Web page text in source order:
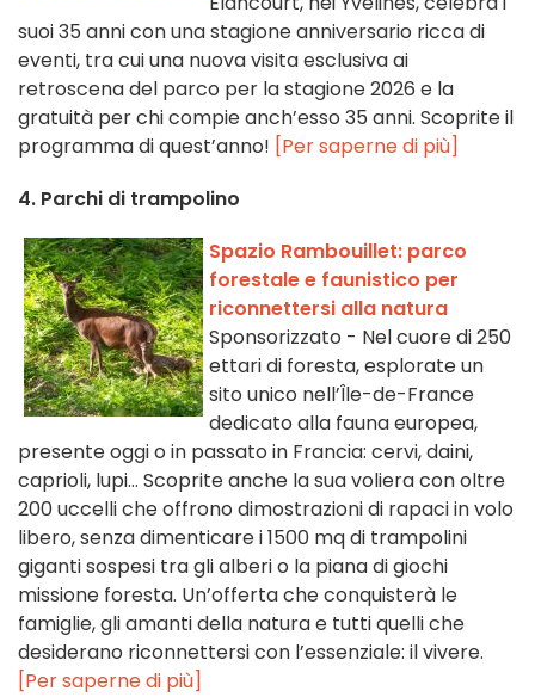
suoi 35 anni con una stagione anniversario ricca di
eventi, tra cui una nuova visita esclusiva ai
retroscena del parco per la stagione 2026 e la
gratuità per chi compie anch’esso 35 anni. Scoprite il
programma di quest’anno! [Per saperne di più]
4. Parchi di trampolino
Spazio Rambouillet: parco
forestale e faunistico per
riconnettersi alla natura
Sponsorizzato - Nel cuore di 250
ettari di foresta, esplorate un
sito unico nell’Île-de-France
dedicato alla fauna europea,
presente oggi o in passato in Francia: cervi, daini,
caprioli, lupi… Scoprite anche la sua voliera con oltre
200 uccelli che offrono dimostrazioni di rapaci in volo
libero, senza dimenticare i 1500 mq di trampolini
giganti sospesi tra gli alberi o la piana di giochi
missione foresta. Un’offerta che conquisterà le
famiglie, gli amanti della natura e tutti quelli che
desiderano riconnettersi con l’essenziale: il vivere.
[Per saperne di più]